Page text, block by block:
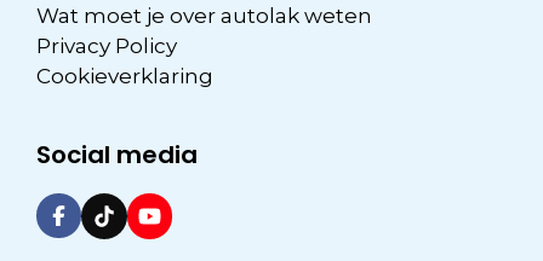
Wat moet je over autolak weten
Privacy Policy
Cookieverklaring
Social media